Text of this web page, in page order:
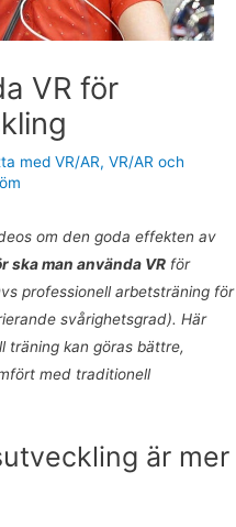
VR för
med VR/AR, VR/AR och
om den goda effekten av
ska man använda VR för
professionell arbetsträning för
svårighetsgrad). Här
träning kan göras bättre,
med traditionell
är mer